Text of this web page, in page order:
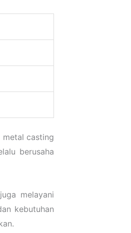
metal casting
berusaha
melayani
kebutuhan